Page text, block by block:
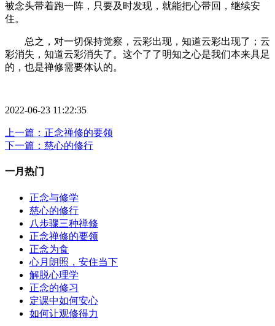
被念头带着跑一阵，只要及时发现，就能把心带回，继续安
住。
总之，对一切保持觉察，云彩出现，知道云彩出现了；云
彩消失，知道云彩消失了。这个了了明知之心是我们本来具足
的，也是禅修需要体认的。
2022-06-23 11:22:35
上一篇：正念禅修的要领
下一篇：慈心的修行
一月热门
正念与修学
慈心的修行
八步骤三种禅修
正念禅修的要领
正念为食
心月朗照，安住当下
解脱心理学
正念的修习
定课中如何安心
如何让观修得力